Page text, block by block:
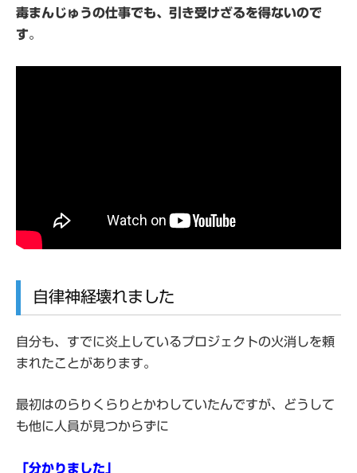
毒まんじゅうの仕事でも、引き受けざるを得ないので
す。
自律神経壊れました
自分も、すでに炎上しているプロジェクトの火消しを頼
まれたことがあります。
最初はのらりくらりとかわしていたんですが、どうして
も他に人員が見つからずに
「分かりました」